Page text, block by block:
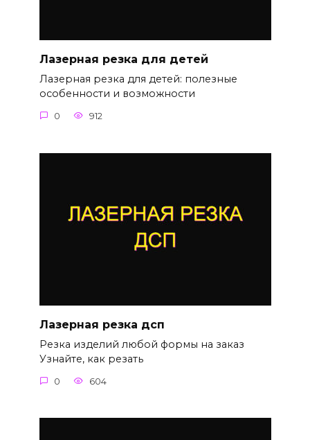
Лазерная резка для детей
Лазерная резка для детей: полезные
особенности и возможности
0 912
Лазерная резка дсп
Резка изделий любой формы на заказ
Узнайте, как резать
0 604